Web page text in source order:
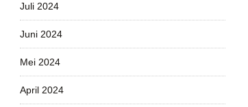
Juli 2024
Juni 2024
Mei 2024
April 2024